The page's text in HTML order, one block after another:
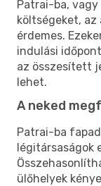
Patrai-ba,
költségeket,
érdemes.
indulási
az összesített
lehet.
A neked
Patrai-ba
légitársaságok
ülőhelyek